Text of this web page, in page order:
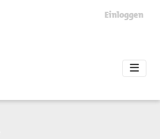
Einloggen